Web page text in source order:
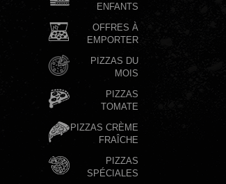
ENFANTS
OFFRES À
EMPORTER
PIZZAS DU
MOIS
PIZZAS
TOMATE
PIZZAS CRÈME
FRAÎCHE
PIZZAS
SPÉCIALES